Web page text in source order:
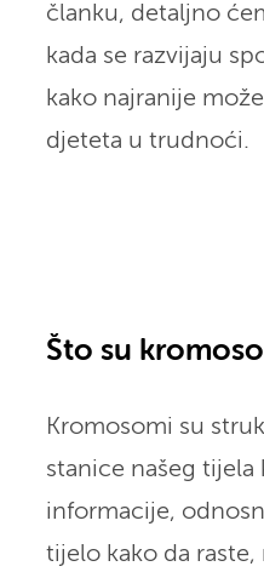
članku, detaljno
kada se razvijaju
kako najranije
djeteta u trudnoći.
Što su
Kromosomi su
stanice našeg tijela
informacije,
tijelo kako da raste,